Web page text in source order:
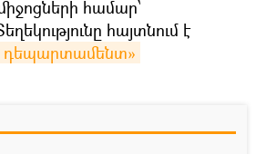
համար՝
հայտնում է